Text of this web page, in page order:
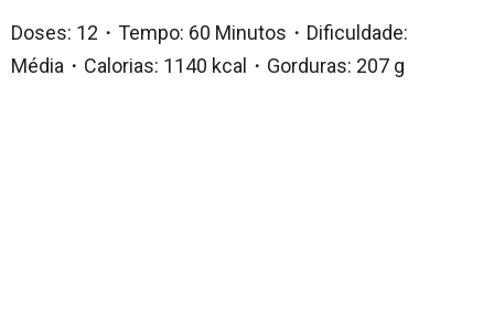
Doses: 12・Tempo: 60 Minutos・Dificuldade:
Média・Calorias: 1140 kcal・Gorduras: 207 g